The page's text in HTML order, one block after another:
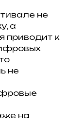
не
а
приводит к
не
на